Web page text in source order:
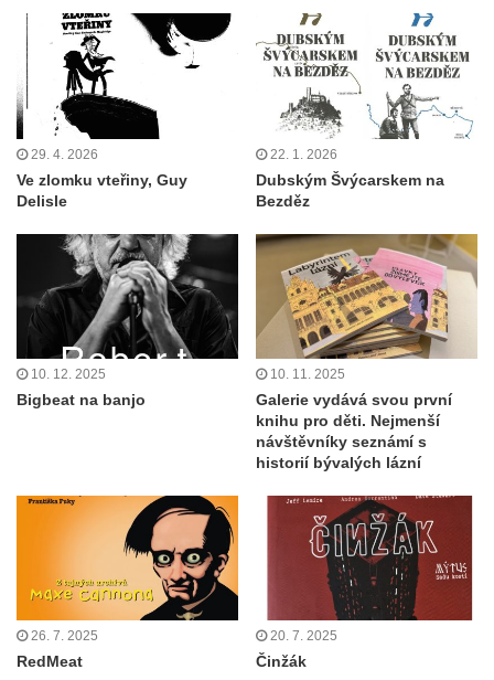
29. 4. 2026
Ve zlomku vteřiny, Guy
Delisle
22. 1. 2026
Dubským Švýcarskem na
Bezděz
10. 12. 2025
Bigbeat na banjo
10. 11. 2025
Galerie vydává svou první
knihu pro děti. Nejmenší
návštěvníky seznámí s
historií bývalých lázní
26. 7. 2025
RedMeat
20. 7. 2025
Činžák